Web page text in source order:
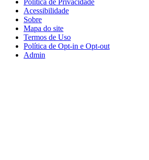
Política de Privacidade
Acessibilidade
Sobre
Mapa do site
Termos de Uso
Política de Opt-in e Opt-out
Admin